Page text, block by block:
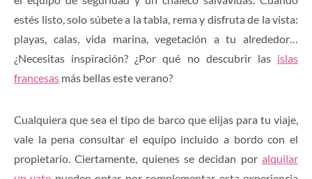
estés listo, solo súbete a la tabla, rema y disfruta de la vista:
playas, calas, vida marina, vegetación a tu alrededor…
¿Necesitas inspiración? ¿Por qué no descubrir las islas
francesas más bellas este verano?
Cualquiera que sea el tipo de barco que elijas para tu viaje,
vale la pena consultar el equipo incluido a bordo con el
propietario. Ciertamente, quienes se decidan por alquilar